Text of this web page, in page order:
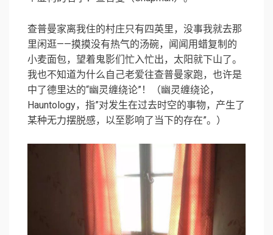
查普曼家离我住的村庄只有四英里，没事我就去那
里闲逛——摸摸没有热气的汤碗，闻闻用蜡复制的
小麦面包，望着鬼影们忙入忙出，太阳就下山了。
我也不知道为什么自己老爱往查普曼家跑，也许是
中了德里达的“幽灵缠绕论”！（幽灵缠绕论，
Hauntology，指”对发生在过去时空的事物，产生了
某种无力摆脱感，以至影响了当下的存在”。）